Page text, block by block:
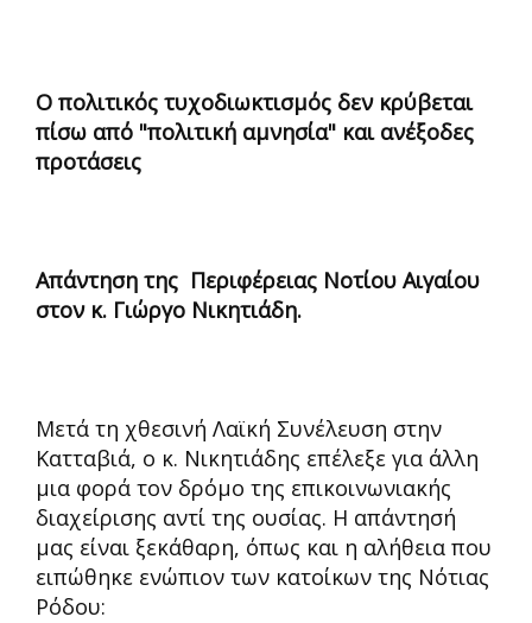
Ο πολιτικός τυχοδιωκτισμός δεν κρύβεται
πίσω από "πολιτική αμνησία" και ανέξοδες
προτάσεις
Απάντηση της Περιφέρειας Νοτίου Αιγαίου
στον κ. Γιώργο Νικητιάδη.
Μετά τη χθεσινή Λαϊκή Συνέλευση στην
Κατταβιά, ο κ. Νικητιάδης επέλεξε για άλλη
μια φορά τον δρόμο της επικοινωνιακής
διαχείρισης αντί της ουσίας. Η απάντησή
μας είναι ξεκάθαρη, όπως και η αλήθεια που
ειπώθηκε ενώπιον των κατοίκων της Νότιας
Ρόδου: